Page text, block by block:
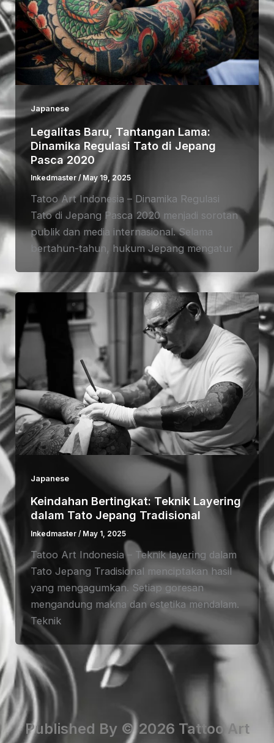
Japanese
Legalitas Baru, Tantangan Lama:
Dinamika Regulasi Tato di Jepang
Pasca 2020
Inkedmaster / May 19, 2025
Tatoo Art Indonesia – Dinamika Regulasi
Tato di Jepang Pasca 2020 menjadi sorotan
publik dan media internasional. Selama
bertahun-tahun, hukum Jepang mengatur
Japanese
Keindahan Bertingkat: Teknik Layering
dalam Tato Jepang Tradisional
Inkedmaster / May 1, 2025
Tatoo Art Indonesia – Teknik layering dalam
Tato Jepang Tradisional menciptakan hasil
yang mengagumkan. Setiap goresan
mengandung makna dan estetika mendalam.
Teknik
Published By © 2026 Tattoo Art